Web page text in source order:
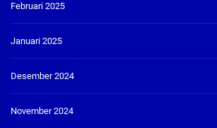
Februari 2025
Januari 2025
Desember 2024
November 2024